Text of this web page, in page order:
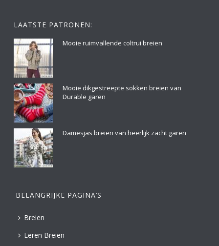
LAATSTE PATRONEN:
Mooie ruimvallende coltrui breien
Mooie dikgestreepte sokken breien van
Durable garen
Damesjas breien van heerlijk zacht garen
BELANGRIJKE PAGINA’S
Breien
Leren Breien